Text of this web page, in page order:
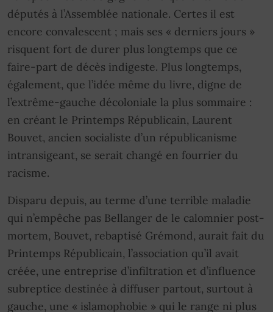
députés à l’Assemblée nationale. Certes il est
encore convalescent ; mais ses « derniers jours »
risquent fort de durer plus longtemps que ce
faire-part de décès indigeste. Plus longtemps,
également, que l’idée même du livre, digne de
l’extrême-gauche décoloniale la plus sommaire :
en créant le Printemps Républicain, Laurent
Bouvet, ancien socialiste d’un républicanisme
intransigeant, se serait changé en fourrier du
racisme.
Disparu depuis, au terme d’une terrible maladie
qui n’empêche pas Bellanger de le calomnier post-
mortem, Bouvet, rebaptisé Grémond, aurait fait du
Printemps Républicain, l’association qu’il avait
créée, une entreprise d’infiltration et d’influence
subreptice destinée à diffuser partout, surtout à
gauche, une « islamophobie » qui le range ni plus